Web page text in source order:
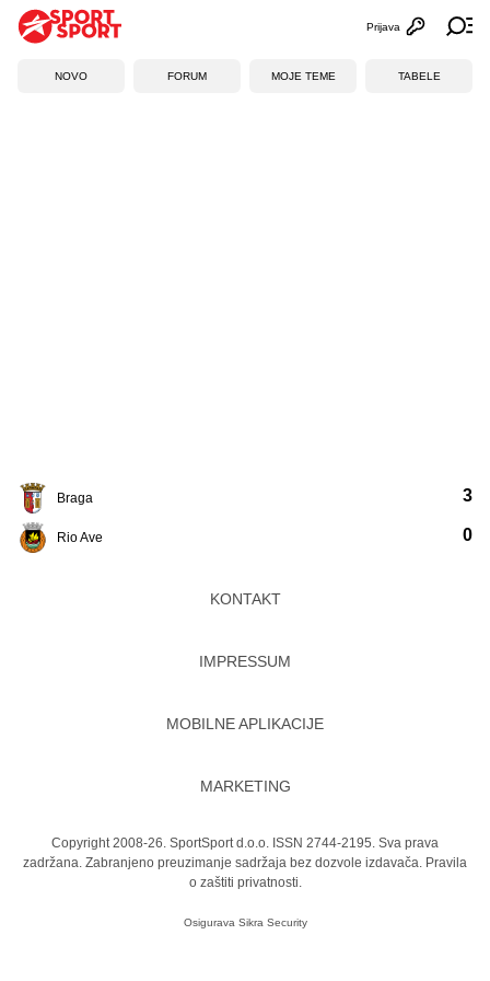
Otvori
Prijava
NOVO FORUM MOJE TEME TABELE
Braga
Rio Ave
3
0
KONTAKT
IMPRESSUM
MOBILNE APLIKACIJE
MARKETING
Copyright 2008-26. SportSport d.o.o. ISSN 2744-2195. Sva prava
zadržana. Zabranjeno preuzimanje sadržaja bez dozvole izdavača. Pravila
o zaštiti privatnosti.
Osigurava Sikra Security